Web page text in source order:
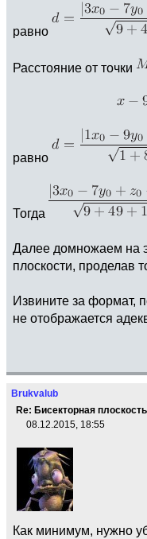
равно
Расстояние от точки
равно
Тогда
Далее домножаем на
плоскости, проделав
Извините за формат,
не отображается
Brukvalub
Re: Бисекторная
08.12.2015, 18:55
Как минимум, нужно